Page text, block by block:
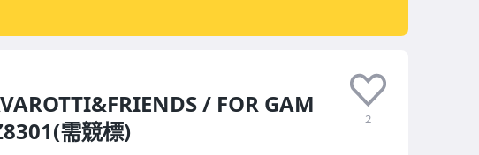
/ FOR GAM
需競標)
2